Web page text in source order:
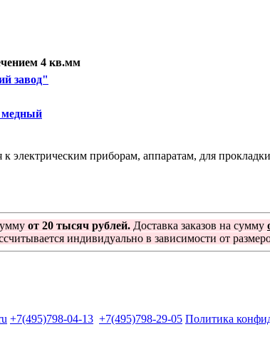
4 кв.мм
завод"
приборам, аппаратам, для
от 20 тысяч рублей. Доставка заказов на сумму
индивидуально в зависимости от
+7(495)798-04-13 +7(495)798-29-05 Политика